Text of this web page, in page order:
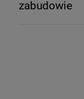
zabudowie